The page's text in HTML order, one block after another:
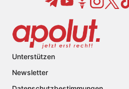
Unterstützen
Newsletter